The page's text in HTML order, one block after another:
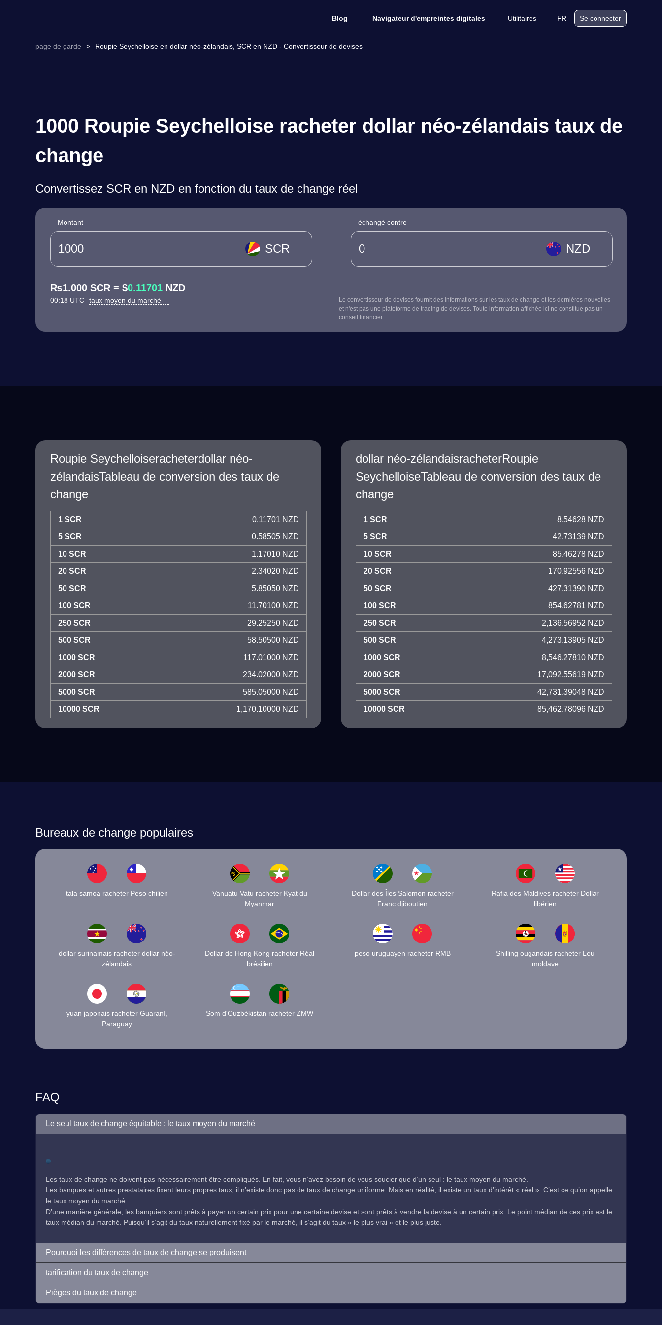
Blog Navigateur d'empreintes digitales Utilitaires FR Se connecter
page de garde > Roupie Seychelloise en dollar néo-zélandais, SCR en NZD - Convertisseur de devises
1000 Roupie Seychelloise racheter dollar néo-zélandais taux de
change
Convertissez SCR en NZD en fonction du taux de change réel
Montant
SCR
échangé contre
NZD
₨1.000 SCR = $0.11701 NZD
00:18 UTC taux moyen du marché
Le convertisseur de devises fournit des informations sur les taux de change et les dernières nouvelles
et n'est pas une plateforme de trading de devises. Toute information affichée ici ne constitue pas un
conseil financier.
Roupie Seychelloiseracheterdollar néo-
zélandaisTableau de conversion des taux de
change
1 SCR 0.11701 NZD
5 SCR 0.58505 NZD
10 SCR 1.17010 NZD
20 SCR 2.34020 NZD
50 SCR 5.85050 NZD
100 SCR 11.70100 NZD
250 SCR 29.25250 NZD
500 SCR 58.50500 NZD
1000 SCR 117.01000 NZD
2000 SCR 234.02000 NZD
5000 SCR 585.05000 NZD
10000 SCR 1,170.10000 NZD
dollar néo-zélandaisracheterRoupie
SeychelloiseTableau de conversion des taux de
change
1 SCR 8.54628 NZD
5 SCR 42.73139 NZD
10 SCR 85.46278 NZD
20 SCR 170.92556 NZD
50 SCR 427.31390 NZD
100 SCR 854.62781 NZD
250 SCR 2,136.56952 NZD
500 SCR 4,273.13905 NZD
1000 SCR 8,546.27810 NZD
2000 SCR 17,092.55619 NZD
5000 SCR 42,731.39048 NZD
10000 SCR 85,462.78096 NZD
Bureaux de change populaires
tala samoa racheter Peso chilien
Vanuatu Vatu racheter Kyat du
Myanmar
Dollar des Îles Salomon racheter
Franc djiboutien
Rafia des Maldives racheter Dollar
libérien
dollar surinamais racheter dollar néo-
zélandais
Dollar de Hong Kong racheter Réal
brésilien
peso uruguayen racheter RMB
Shilling ougandais racheter Leu
moldave
yuan japonais racheter Guaraní,
Paraguay
Som d'Ouzbékistan racheter ZMW
FAQ
Le seul taux de change équitable : le taux moyen du marché
Les taux de change ne doivent pas nécessairement être compliqués. En fait, vous n’avez besoin de vous soucier que d’un seul : le taux moyen du marché.
Les banques et autres prestataires fixent leurs propres taux, il n’existe donc pas de taux de change uniforme. Mais en réalité, il existe un taux d’intérêt « réel ». C’est ce qu’on appelle
le taux moyen du marché.
D’une manière générale, les banquiers sont prêts à payer un certain prix pour une certaine devise et sont prêts à vendre la devise à un certain prix. Le point médian de ces prix est le
taux médian du marché. Puisqu’il s’agit du taux naturellement fixé par le marché, il s’agit du taux « le plus vrai » et le plus juste.
Pourquoi les différences de taux de change se produisent
tarification du taux de change
Pièges du taux de change